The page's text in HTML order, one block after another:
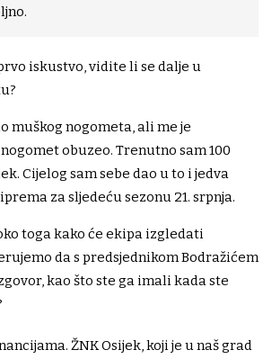
iskustvo, vidite li se dalje u
muškog nogometa, ali me je
obuzeo. Trenutno sam 100
Cijelog sam sebe dao u to i jedva
za sljedeću sezonu 21. srpnja.
toga kako će ekipa izgledati
da s predsjednikom Bodražićem
kao što ste ga imali kada ste
ŽNK Osijek, koji je u naš grad